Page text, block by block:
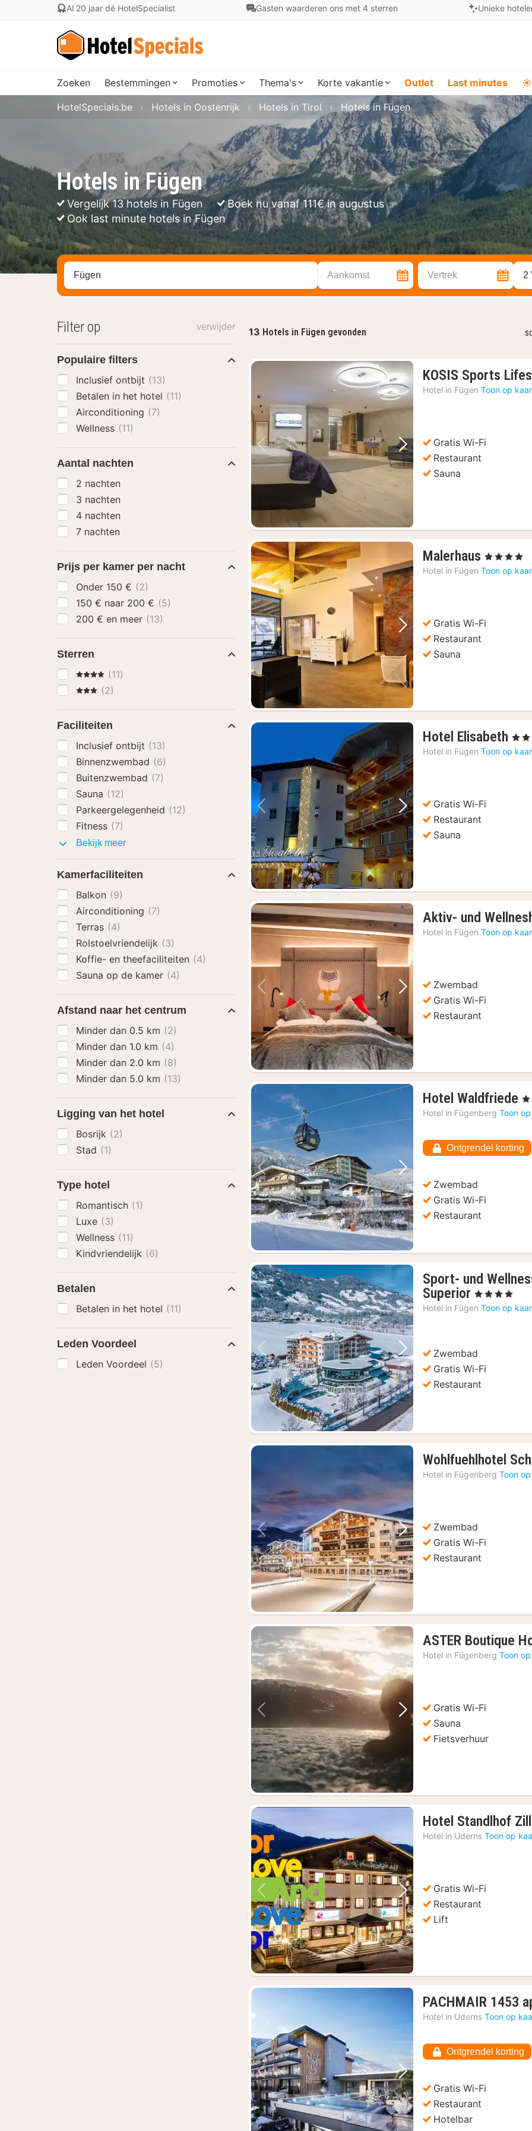
Al 20 jaar dé HotelSpecialist Gasten waarderen ons met 4 sterren Unieke
Zoeken Bestemmingen Promoties Thema's Korte vakantie Outlet Last minutes ☀️
Hotels in Fügen
Vergelijk 13 hotels in Fügen
Boek nu vanaf 111€ in augustus
Ook last minute hotels in Fügen
HotelSpecials.be Hotels in Oostenrijk Hotels in Tirol Hotels in Fügen
Zoek op hotel, regio of stad Aankomst Vertrek 2
13 Hotels in Fügen gevonden
Vorige foto Volgende foto
KOSIS Sports
Hotel in Fügen Toon op
Gratis Wi-Fi
Restaurant
Sauna
Vorige foto Volgende foto
Malerhaus 1
nacht
, 4 Sterren
Hotel in Fügen Toon op
Gratis Wi-Fi
Restaurant
Sauna
Vorige foto Volgende foto
Hotel Elisabeth 1
, 4
Hotel in Fügen Toon op
Gratis Wi-Fi
Restaurant
Sauna
Vorige foto Volgende foto
Aktiv- und
Hotel in Fügen Toon op
Zwembad
Gratis Wi-Fi
Restaurant
Vorige foto Volgende foto
Hotel Waldfriede 1
€
, 4
Hotel in Fügenberg Toon
Ontgrendel korting
Zwembad
Gratis Wi-Fi
Restaurant
Vorige foto Volgende foto
Sport- und
Superior 1
nacht
€
, 4 Sterren
Hotel in Fügen Toon op
Zwembad
Gratis Wi-Fi
Restaurant
Vorige foto Volgende foto
Wohlfuehlhotel
Hotel in Fügenberg Toon
Zwembad
Gratis Wi-Fi
Restaurant
Vorige foto Volgende foto
ASTER Boutique
Hotel in Fügenberg Toon
Gratis Wi-Fi
Sauna
Fietsverhuur
Vorige foto Volgende foto
Hotel Standlhof
Hotel in Uderns Toon op
Gratis Wi-Fi
Restaurant
Lift
Vorige foto Volgende foto
PACHMAIR 1453
Hotel in Uderns Toon op
Ontgrendel korting
Gratis Wi-Fi
Restaurant
Hotelbar
Filter op verwijder
Populaire filters
Inclusief ontbijt (13)
Betalen in het hotel (11)
Airconditioning (7)
Wellness (11)
Aantal nachten
2 nachten
3 nachten
4 nachten
7 nachten
Prijs per kamer per nacht
Onder 150 € (2)
150 € naar 200 € (5)
200 € en meer (13)
Sterren
4 Sterren
(11)
3 Sterren
(2)
Faciliteiten
Inclusief ontbijt (13)
Binnenzwembad (6)
Buitenzwembad (7)
Sauna (12)
Parkeergelegenheid (12)
Fitness (7)
Bekijk meerFaciliteiten
Kamerfaciliteiten
Balkon (9)
Airconditioning (7)
Terras (4)
Rolstoelvriendelijk (3)
Koffie- en theefaciliteiten (4)
Sauna op de kamer (4)
Afstand naar het centrum
Minder dan 0.5 km (2)
Minder dan 1.0 km (4)
Minder dan 2.0 km (8)
Minder dan 5.0 km (13)
Ligging van het hotel
Bosrijk (2)
Stad (1)
Type hotel
Romantisch (1)
Luxe (3)
Wellness (11)
Kindvriendelijk (6)
Betalen
Betalen in het hotel (11)
Leden Voordeel
Leden Voordeel (5)